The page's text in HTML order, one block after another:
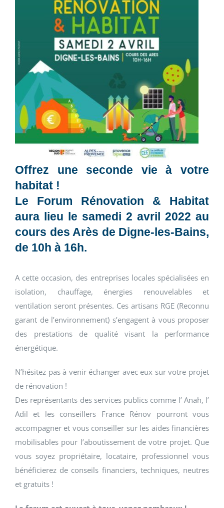
Offrez une seconde vie à votre
habitat !
Le Forum Rénovation & Habitat
aura lieu le samedi 2 avril 2022 au
cours des Arès de Digne-les-Bains,
de 10h à 16h.
A cette occasion, des entreprises locales spécialisées en
isolation, chauffage, énergies renouvelables et
ventilation seront présentes. Ces artisans RGE (Reconnu
garant de l’environnement) s’engagent à vous proposer
des prestations de qualité visant la performance
énergétique.
N’hésitez pas à venir échanger avec eux sur votre projet
de rénovation !
Des représentants des services publics comme l’ Anah, l’
Adil et les conseillers France Rénov pourront vous
accompagner et vous conseiller sur les aides financières
mobilisables pour l’aboutissement de votre projet. Que
vous soyez propriétaire, locataire, professionnel vous
bénéficierez de conseils financiers, techniques, neutres
et gratuits !